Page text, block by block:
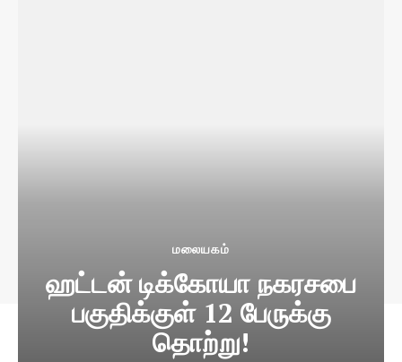
மலையகம்
ஹட்டன் டிக்கோயா நகரசபை
பகுதிக்குள் 12 பேருக்கு
தொற்று!